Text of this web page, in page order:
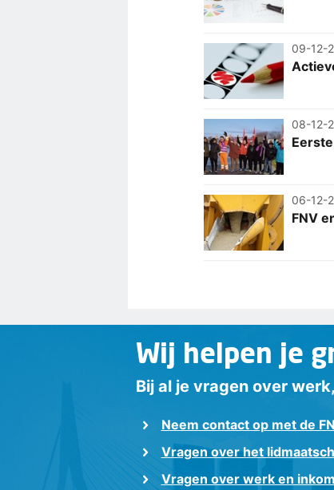
09-12-
08-12-
06-12-
FNV
Wij helpen je
Bij al je vragen over
Neem contact op met de
Vragen over het
Vragen over werk en